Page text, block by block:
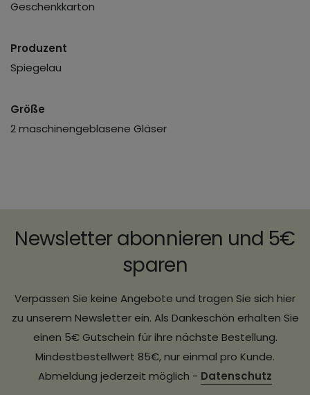
Geschenkkarton
Produzent
Spiegelau
Größe
2 maschinengeblasene Gläser
Newsletter abonnieren und 5€
sparen
Verpassen Sie keine Angebote und tragen Sie sich hier
zu unserem Newsletter ein. Als Dankeschön erhalten Sie
einen 5€ Gutschein für ihre nächste Bestellung.
Mindestbestellwert 85€, nur einmal pro Kunde.
Abmeldung jederzeit möglich - Datenschutz